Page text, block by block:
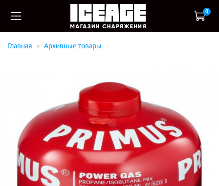
0
Главная Архивные товары